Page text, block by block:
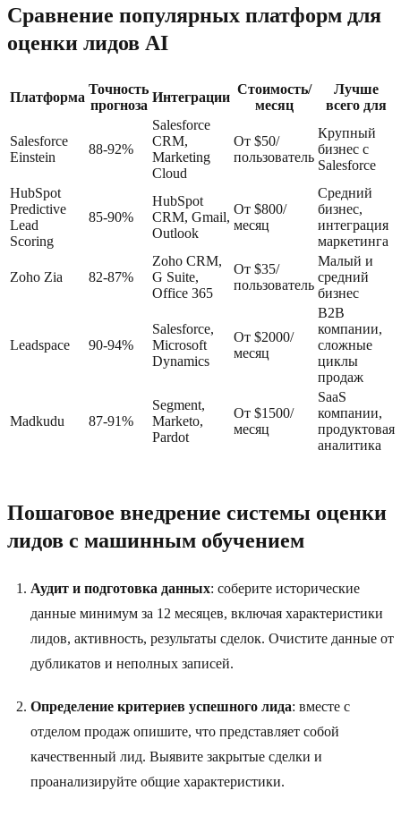
Сравнение популярных платформ для
оценки лидов AI
Платформа
Точность
прогноза
Интеграции
Стоимость/
месяц
Лучше
всего для
Salesforce
Einstein
88-92%
Salesforce
CRM,
Marketing
Cloud
От $50/
пользователь
Крупный
бизнес с
Salesforce
HubSpot
Predictive
Lead
Scoring
85-90%
HubSpot
CRM, Gmail,
Outlook
От $800/
месяц
Средний
бизнес,
интеграция
маркетинга
Zoho Zia 82-87%
Zoho CRM,
G Suite,
Office 365
От $35/
пользователь
Малый и
средний
бизнес
Leadspace 90-94%
Salesforce,
Microsoft
Dynamics
От $2000/
месяц
B2B
компании,
сложные
циклы
продаж
Madkudu 87-91%
Segment,
Marketo,
Pardot
От $1500/
месяц
SaaS
компании,
продуктовая
аналитика
Пошаговое внедрение системы оценки
лидов с машинным обучением
Аудит и подготовка данных: соберите исторические
данные минимум за 12 месяцев, включая характеристики
лидов, активность, результаты сделок. Очистите данные от
дубликатов и неполных записей.
Определение критериев успешного лида: вместе с
отделом продаж опишите, что представляет собой
качественный лид. Выявите закрытые сделки и
проанализируйте общие характеристики.